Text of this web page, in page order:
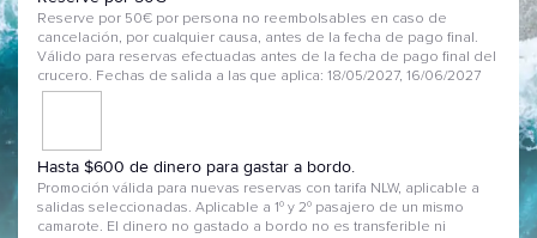
Reserve por 50€ por persona no reembolsables en caso de
cancelación, por cualquier causa, antes de la fecha de pago final.
Válido para reservas efectuadas antes de la fecha de pago final del
crucero. Fechas de salida a las que aplica: 18/05/2027, 16/06/2027
Hasta $600 de dinero para gastar a bordo.
Promoción válida para nuevas reservas con tarifa NLW, aplicable a
salidas seleccionadas. Aplicable a 1º y 2º pasajero de un mismo
camarote. El dinero no gastado a bordo no es transferible ni